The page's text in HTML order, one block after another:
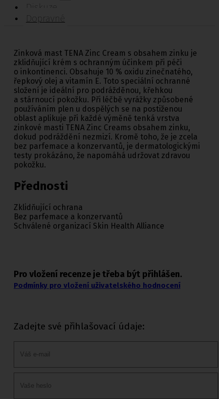
Diskuze
Dopravné
Zinková mast TENA Zinc Cream s obsahem zinku je
zklidňující krém s ochranným účinkem při péči
o inkontinenci. Obsahuje 10 % oxidu zinečnatého,
řepkový olej a vitamín E. Toto speciální ochranné
složení je ideální pro podrážděnou, křehkou
a stárnoucí pokožku. Při léčbě vyrážky způsobené
používáním plen u dospělých se na postiženou
oblast aplikuje při každé výměně tenká vrstva
zinkové masti TENA Zinc Creams obsahem zinku,
dokud podráždění nezmizí. Kromě toho, že je zcela
bez parfemace a konzervantů, je dermatologickými
testy prokázáno, že napomáhá udržovat zdravou
pokožku.
Přednosti
Zklidňující ochrana
Bez parfemace a konzervantů
Schválené organizací Skin Health Alliance
Pro vložení recenze je třeba být přihlášen.
Podmínky pro vložení uživatelského hodnocení
Zadejte své přihlašovací údaje: